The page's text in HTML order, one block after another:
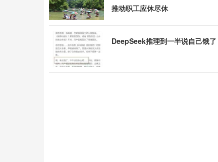
推动职工应休尽休
DeepSeek推理到一半说自己饿了